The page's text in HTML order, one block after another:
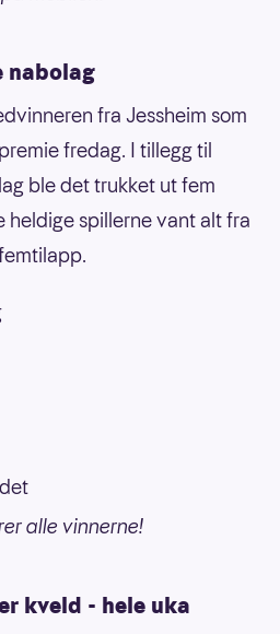
nabolag
fra Jessheim som
fredag. I tillegg til
ble det trukket ut fem
heldige spillerne vant alt fra
alle vinnerne!
kveld - hele uka